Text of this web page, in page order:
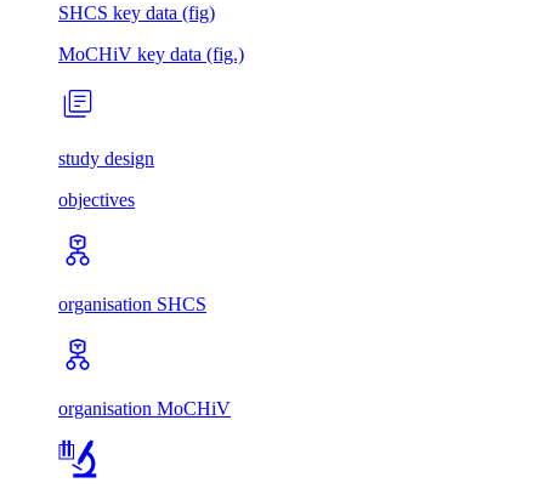
SHCS key data (fig)
MoCHiV key data (fig.)
study design
objectives
organisation SHCS
organisation MoCHiV